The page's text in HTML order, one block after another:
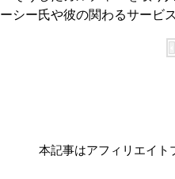
ーシー氏や彼の関わるサービ
本記事はアフィリエイト